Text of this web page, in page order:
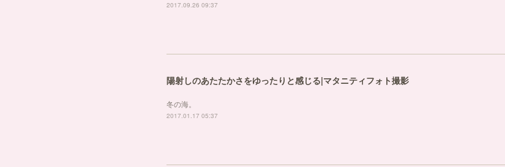
2017.09.26 09:37
陽射しのあたたかさをゆったりと感じる|マタニティフォト撮影
冬の海。
2017.01.17 05:37